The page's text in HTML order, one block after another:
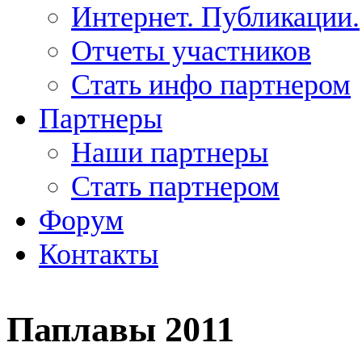
Интернет. Публикации.
Отчеты участников
Стать инфо партнером
Партнеры
Наши партнеры
Стать партнером
Форум
Контакты
Паплавы 2011